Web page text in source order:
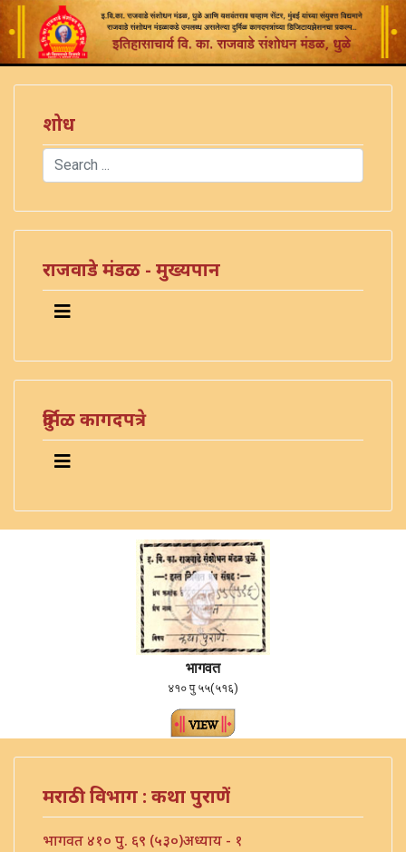
शोध
Search
राजवाडे मंडळ - मुख्यपान
दुर्मिळ कागदपत्रे
भागवत
४१० पु ५५(५१६)
मराठी विभाग : कथा पुराणें
भागवत ४१० पु. ६९ (५३०)अध्याय - १